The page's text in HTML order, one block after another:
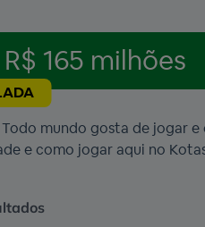
R$ 165 milhões
mundo gosta de jogar
e como jogar aqui no